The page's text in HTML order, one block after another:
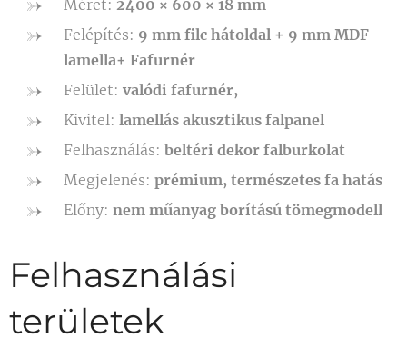
Méret: 2400 × 600 × 18 mm
Felépítés: 9 mm filc hátoldal + 9 mm MDF
lamella+ Fafurnér
Felület: valódi fafurnér,
Kivitel: lamellás akusztikus falpanel
Felhasználás: beltéri dekor falburkolat
Megjelenés: prémium, természetes fa hatás
Előny: nem műanyag borítású tömegmodell
Felhasználási
területek